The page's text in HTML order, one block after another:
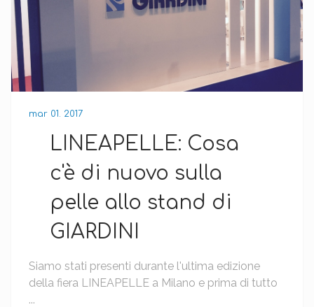
mar 01. 2017
LINEAPELLE: Cosa
c'è di nuovo sulla
pelle allo stand di
GIARDINI
Siamo stati presenti durante l'ultima edizione
della fiera LINEAPELLE a Milano e prima di tutto
...